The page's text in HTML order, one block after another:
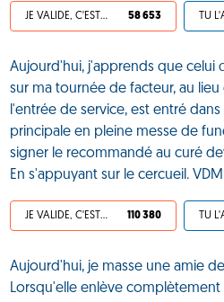
JE VALIDE, C'EST UNE VDM 58 653
Aujourd'hui, j'apprends que celui
sur ma tournée de facteur, au lieu
l'entrée de service, est entré
principale en pleine messe de
signer le recommandé au curé
En s'appuyant sur le cercueil. VDM
JE VALIDE, C'EST UNE VDM 110 380
Aujourd'hui, je masse une amie
Lorsqu'elle enlève